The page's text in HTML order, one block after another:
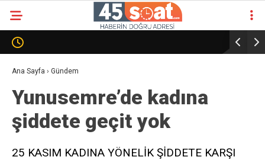
Ana Sayfa › Gündem
Yunusemre’de kadına
şiddete geçit yok
25 KASIM KADINA YÖNELİK ŞİDDETE KARŞI